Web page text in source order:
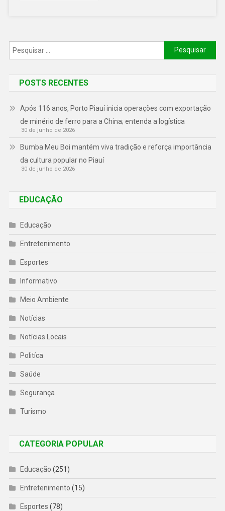
POSTS RECENTES
Após 116 anos, Porto Piauí inicia operações com exportação
de minério de ferro para a China; entenda a logística
30 de junho de 2026
Bumba Meu Boi mantém viva tradição e reforça importância
da cultura popular no Piauí
30 de junho de 2026
EDUCAÇÃO
Educação
Entretenimento
Esportes
Informativo
Meio Ambiente
Notícias
Notícias Locais
Politíca
Saúde
Segurança
Turismo
CATEGORIA POPULAR
Educação (251)
Entretenimento (15)
Esportes (78)